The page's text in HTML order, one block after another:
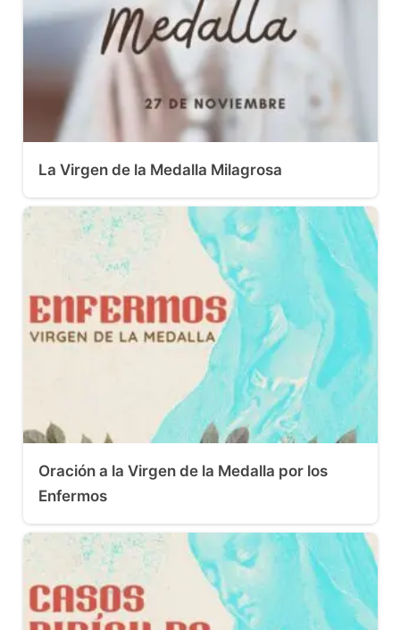
La Virgen de la Medalla Milagrosa
Oración a la Virgen de la Medalla por los
Enfermos